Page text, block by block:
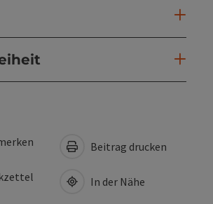
Beitrag drucken
In der Nähe